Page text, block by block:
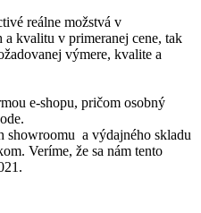
reálne možstvá v
kvalitu v primeranej cene, tak
výmere, kvalite a
e-shopu, pričom osobný
showroomu a výdajného skladu
Veríme, že sa nám tento